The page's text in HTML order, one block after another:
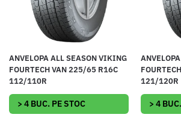
ANVELOPA ALL SEASON VIKING
FOURTECH VAN 225/65 R16C
112/110R
> 4 BUC. PE STOC
121/120R
> 4